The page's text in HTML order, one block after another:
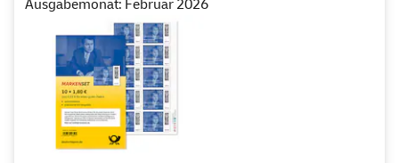
Ausgabemonat: Februar 2026